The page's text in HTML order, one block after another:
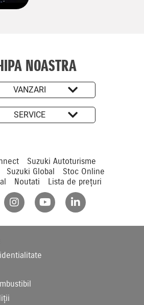
NOASTRA
VANZARI
SERVICE
Suzuki Autoturisme
Suzuki Global
Stoc Online
Noutati Lista de prețuri